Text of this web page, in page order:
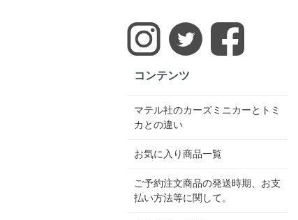
コンテンツ
マテル社のカーズミニカーとトミ
カとの違い
お気に入り商品一覧
ご予約注文商品の発送時期、お支
払い方法等に関して。